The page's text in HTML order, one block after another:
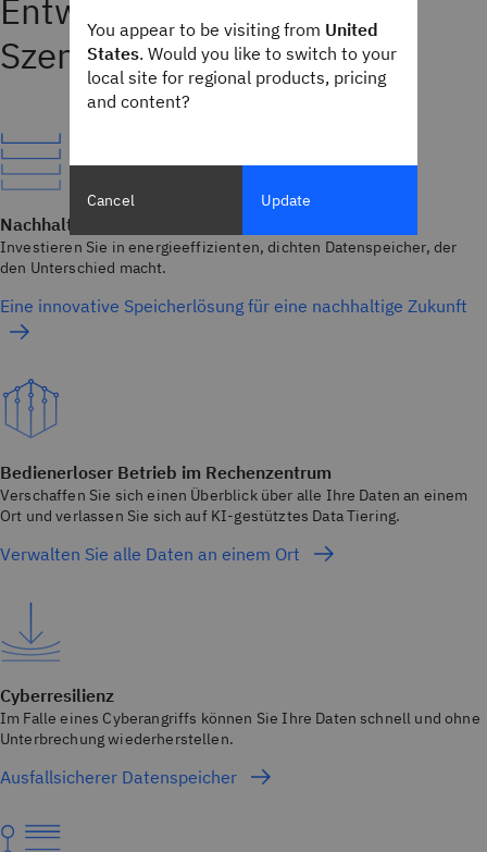
Entwickelt für reale
Szenarien
Nachhaltigkeit bei der Speicherung
Investieren Sie in energieeffizienten, dichten Datenspeicher, der
den Unterschied macht.
Eine innovative Speicherlösung für eine nachhaltige Zukunft
Bedienerloser Betrieb im Rechenzentrum
Verschaffen Sie sich einen Überblick über alle Ihre Daten an einem
Ort und verlassen Sie sich auf KI-gestütztes Data Tiering.
Verwalten Sie alle Daten an einem Ort
Cyberresilienz
Im Falle eines Cyberangriffs können Sie Ihre Daten schnell und ohne
Unterbrechung wiederherstellen.
Ausfallsicherer Datenspeicher
You appear to be visiting from United
States. Would you like to switch to your
local site for regional products, pricing
and content?
Cancel Update